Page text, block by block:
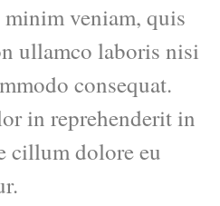
veniam, quis
ullamco laboris nisi
consequat.
in reprehenderit in
cillum dolore eu